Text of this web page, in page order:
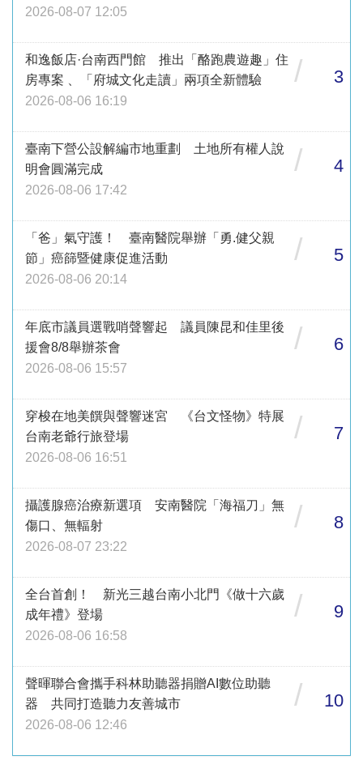
2026-08-07 12:05
和逸飯店·台南西門館 推出「酪跑農遊趣」住
房專案 、「府城文化走讀」兩項全新體驗
2026-08-06 16:19
/ 3
臺南下營公設解編市地重劃 土地所有權人說
明會圓滿完成
2026-08-06 17:42
/ 4
「爸」氣守護！ 臺南醫院舉辦「勇.健父親
節」癌篩暨健康促進活動
2026-08-06 20:14
/ 5
年底市議員選戰哨聲響起 議員陳昆和佳里後
援會8/8舉辦茶會
2026-08-06 15:57
/ 6
穿梭在地美饌與聲響迷宮 《台文怪物》特展
台南老爺行旅登場
2026-08-06 16:51
/ 7
攝護腺癌治療新選項 安南醫院「海福刀」無
傷口、無輻射
2026-08-07 23:22
/ 8
全台首創！ 新光三越台南小北門《做十六歲
成年禮》登場
2026-08-06 16:58
/ 9
聲暉聯合會攜手科林助聽器捐贈AI數位助聽
器 共同打造聽力友善城市
2026-08-06 12:46
/ 10